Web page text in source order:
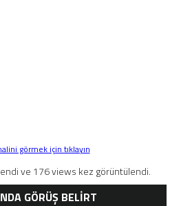
görmek için tıklayın
ve 176 views kez görüntülendi.
GÖRÜŞ BELİRT